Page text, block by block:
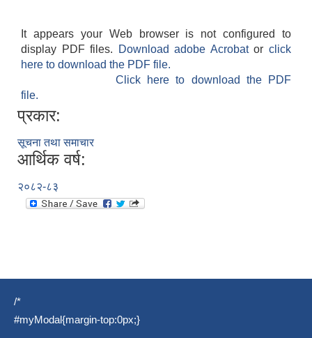
It appears your Web browser is not configured to
display PDF files.
Download adobe Acrobatorclick
here to download the PDF file.
Click here to download the PDF
file.
प्रकार:
सूचना तथा समाचार
आर्थिक वर्ष:
२०८२-८३
/*
#myModal{margin-top:0px;}